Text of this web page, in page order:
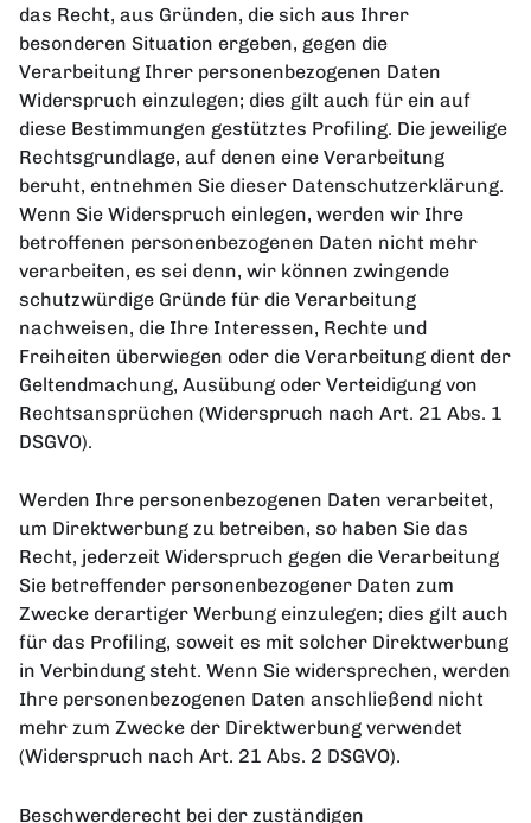
das Recht, aus Gründen, die sich aus Ihrer
besonderen Situation ergeben, gegen die
Verarbeitung Ihrer personenbezogenen Daten
Widerspruch einzulegen; dies gilt auch für ein auf
diese Bestimmungen gestütztes Profiling. Die jeweilige
Rechtsgrundlage, auf denen eine Verarbeitung
beruht, entnehmen Sie dieser Datenschutzerklärung.
Wenn Sie Widerspruch einlegen, werden wir Ihre
betroffenen personenbezogenen Daten nicht mehr
verarbeiten, es sei denn, wir können zwingende
schutzwürdige Gründe für die Verarbeitung
nachweisen, die Ihre Interessen, Rechte und
Freiheiten überwiegen oder die Verarbeitung dient der
Geltendmachung, Ausübung oder Verteidigung von
Rechtsansprüchen (Widerspruch nach Art. 21 Abs. 1
DSGVO).
Werden Ihre personenbezogenen Daten verarbeitet,
um Direktwerbung zu betreiben, so haben Sie das
Recht, jederzeit Widerspruch gegen die Verarbeitung
Sie betreffender personenbezogener Daten zum
Zwecke derartiger Werbung einzulegen; dies gilt auch
für das Profiling, soweit es mit solcher Direktwerbung
in Verbindung steht. Wenn Sie widersprechen, werden
Ihre personenbezogenen Daten anschließend nicht
mehr zum Zwecke der Direktwerbung verwendet
(Widerspruch nach Art. 21 Abs. 2 DSGVO).
Beschwerderecht bei der zuständigen